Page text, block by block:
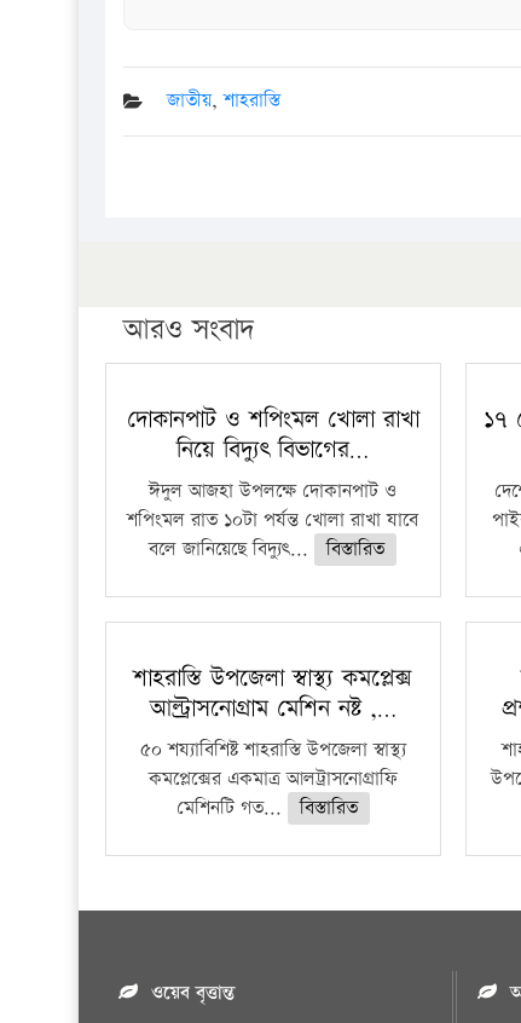
জাতীয়,শাহরাস্তি
আরও সংবাদ
দোকানপাট ও শপিংমল খোলা রাখা
নিয়ে বিদ্যুৎ বিভাগের…
ঈদুল আজহা উপলক্ষে দোকানপাট ও
শপিংমল রাত ১০টা পর্যন্ত খোলা রাখা যাবে
বলে জানিয়েছে বিদ্যুৎ...
বিস্তারিত
১৭
শাহরাস্তি উপজেলা স্বাস্থ্য কমপ্লেক্স
আল্ট্রাসনোগ্রাম মেশিন নষ্ট ,…
৫০ শয্যাবিশিষ্ট শাহরাস্তি উপজেলা স্বাস্থ্য
কমপ্লেক্সের একমাত্র আলট্রাসনোগ্রাফি
মেশিনটি গত...
বিস্তারিত
ওয়েব বৃত্তান্ত